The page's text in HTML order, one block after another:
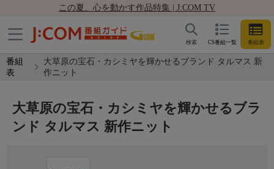
この夏、心を動かす作品特集 | J:COM TV
CS番組一覧 番組表
検索
番組
表
大草原の宝石・カシミヤを輝かせるブランド タルマス 新
作ニット
大草原の宝石・カシミヤを輝かせるブラ
ンド タルマス 新作ニット